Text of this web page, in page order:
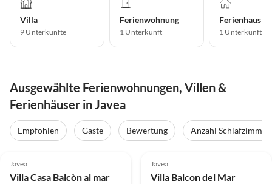
Villa
9 Unterkünfte
Ferienwohnung
1 Unterkunft
Ferienhaus
1 Unterkunft
Ausgewählte Ferienwohnungen, Villen &
Ferienhäuser in Javea
Empfohlen Gäste Bewertung
Anzahl Schlafzimmer
Javea
Villa Casa Balcòn al mar
Javea
Villa Balcon del Mar